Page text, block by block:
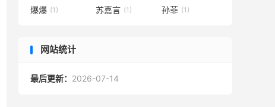
爆爆 (1) 苏嘉言 (1) 孙菲 (1)
网站统计
最后更新： 2026-07-14